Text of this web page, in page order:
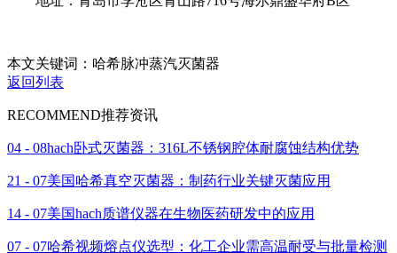
本文关键词：哈希脉冲蒸汽灭菌器
返回列表
RECOMMEND推荐资讯
04 - 08hach卧式灭菌器：316L不锈钢腔体耐腐蚀结构优势
21 - 07美国哈希真空灭菌器：制药行业关键灭菌应用
14 - 07美国hach质谱仪器在生物医药研发中的应用
07 - 07哈希视频熔点仪选型：化工企业需高温耐受与批量检测